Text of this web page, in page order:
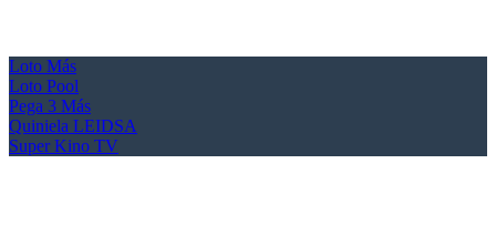
Loto Más
Loto Pool
Pega 3 Más
Quiniela LEIDSA
Super Kino TV